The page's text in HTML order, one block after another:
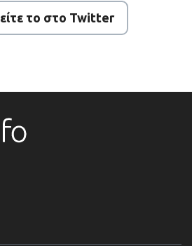
το στο Twitter